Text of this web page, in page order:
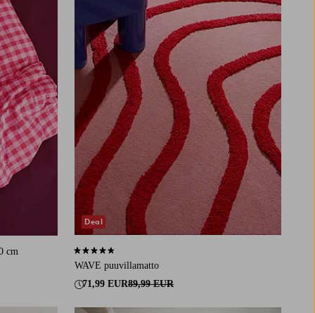
cm
WAVE puuvillamatto
71,99 EUR89,99 EUR
4,6 perustuen 23 arvosanaan
Deal